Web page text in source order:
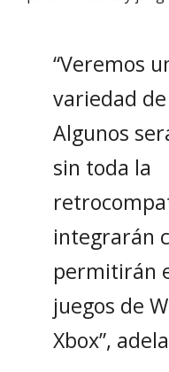
“Veremos
variedad
Algunos
sin toda la
integrarán
permitirán
juegos de
Xbox”,